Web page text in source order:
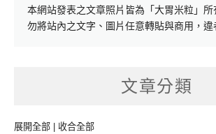
本網站發表之文章照片皆為「大胃米粒」
勿將站內之文字、圖片任意轉貼與商用，違
文章分類
展開全部 | 收合全部